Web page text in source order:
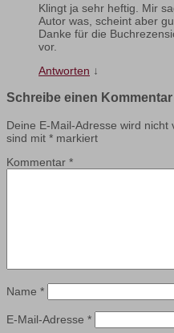
Klingt ja sehr heftig. Mir
Autor was, scheint aber
Danke für die
vor.
Antworten ↓
Schreibe einen Kommentar
Deine E-Mail-Adresse wird nicht
sind mit * markiert
Kommentar *
Name *
E-Mail-Adresse *